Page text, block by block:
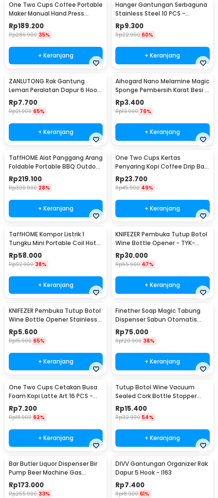
One Two Cups Coffee Portable
Maker Manual Hand Press
Espresso 300ml - T35066
Rp189.200
Rp286.900 35%
+ Keranjang
Hanger Gantungan Serbaguna
Stainless Steel 10 PCS -
M127105
Rp9.300
Rp22.900 60%
+ Keranjang
ZANLUTONG Rak Gantung
Lemari Peralatan Dapur 6 Hook
Besi - 2137
Rp7.700
Rp21.900 65%
+ Keranjang
Aihogard Nano Melamine Magic
Sponge Pembersih Karat Besi -
CW62
Rp3.400
Rp13.900 76%
+ Keranjang
TaffHOME Alat Panggang Arang
Foldable Portable BBQ Outdoor
Grill Stove - HWSK77
Rp219.100
Rp300.900 28%
+ Keranjang
One Two Cups Kertas
Penyaring Kopi Coffee Drip Bag
Paper Filter 50PCS - T111
Rp23.700
Rp45.900 49%
+ Keranjang
TaffHOME Kompor Listrik 1
Tungku Mini Portable Coil Hot
Plate 500W - C1-1000-03
Rp58.000
Rp92.900 38%
+ Keranjang
KNIFEZER Pembuka Tutup Botol
Wine Bottle Opener - TYK-
074B
Rp30.000
Rp55.900 47%
+ Keranjang
KNIFEZER Pembuka Tutup Botol
Wine Bottle Opener Stainless
Steel - WS01
Rp5.600
Rp15.900 65%
+ Keranjang
Finether Soap Magic Tabung
Dispenser Sabun Otomatis
400ml - AD-03
Rp75.000
Rp120.900 38%
+ Keranjang
One Two Cups Cetakan Busa
Foam Kopi Latte Art 16 PCS -
JJYE01
Rp7.200
Rp18.900 62%
+ Keranjang
Tutup Botol Wine Vacuum
Sealed Cork Bottle Stopper
Stainless Steel - G94529
Rp15.400
Rp32.900 54%
+ Keranjang
Bar Butler Liquor Dispenser Bir
Pump Beer Machine Gas
Station 900ml - P-36
Rp173.000
Rp255.900 33%
DIVV Gantungan Organizer Rak
Dapur 5 Hook - I163
Rp7.400
Rp18.900 61%